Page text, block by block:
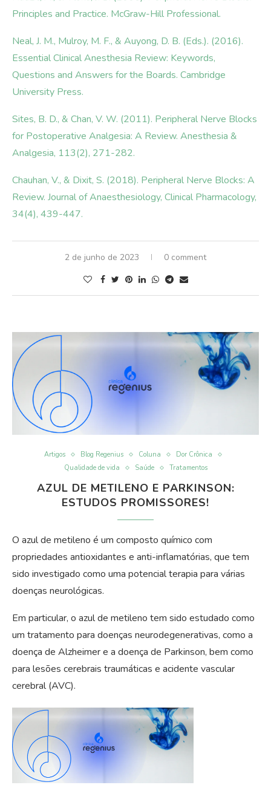
Principles and Practice. McGraw-Hill Professional.
Neal, J. M., Mulroy, M. F., & Auyong, D. B. (Eds.). (2016).
Essential Clinical Anesthesia Review: Keywords,
Questions and Answers for the Boards. Cambridge
University Press.
Sites, B. D., & Chan, V. W. (2011). Peripheral Nerve Blocks
for Postoperative Analgesia: A Review. Anesthesia &
Analgesia, 113(2), 271-282.
Chauhan, V., & Dixit, S. (2018). Peripheral Nerve Blocks: A
Review. Journal of Anaesthesiology, Clinical Pharmacology,
34(4), 439-447.
2 de junho de 2023 0 comment
Artigos Blog Regenius Coluna
Dor Crônica
Qualidade de vida
Saúde Tratamentos
AZUL DE METILENO E PARKINSON:
ESTUDOS PROMISSORES!
O azul de metileno é um composto químico com
propriedades antioxidantes e anti-inflamatórias, que tem
sido investigado como uma potencial terapia para várias
doenças neurológicas.
Em particular, o azul de metileno tem sido estudado como
um tratamento para doenças neurodegenerativas, como a
doença de Alzheimer e a doença de Parkinson, bem como
para lesões cerebrais traumáticas e acidente vascular
cerebral (AVC).